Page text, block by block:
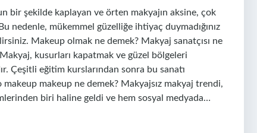
bir şekilde kaplayan ve örten makyajın aksine, çok
nedenle, mükemmel güzelliğe ihtiyaç duymadığınız
Makeup olmak ne demek? Makyaj sanatçısı ne
kusurları kapatmak ve güzel bölgeleri
Çeşitli eğitim kurslarından sonra bu sanatı
makeup makeup ne demek? Makyajsız makyaj trendi,
biri haline geldi ve hem sosyal medyada…